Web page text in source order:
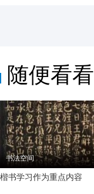
随便看看
书法空间
楷书学习作为重点内容